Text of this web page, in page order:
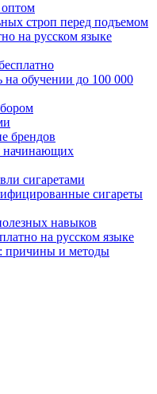
оптом
строп перед подъемом
на русском языке
обучении до 100 000
брендов
начинающих
сигаретами
сигареты
навыков
на русском языке
причины и методы